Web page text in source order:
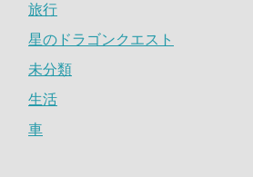
旅行
星のドラゴンクエスト
未分類
生活
車